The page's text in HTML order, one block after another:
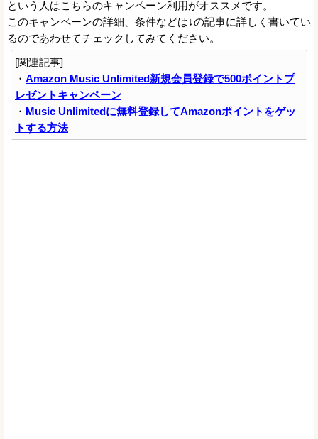
という人はこちらのキャンペーン利用がオススメです。
このキャンペーンの詳細、条件などは↓の記事に詳しく書いてい
るのであわせてチェックしてみてください。
[関連記事]
・ Amazon Music Unlimited新規会員登録で500ポイントプ
レゼントキャンペーン
・ Music Unlimitedに無料登録してAmazonポイントをゲッ
トする方法